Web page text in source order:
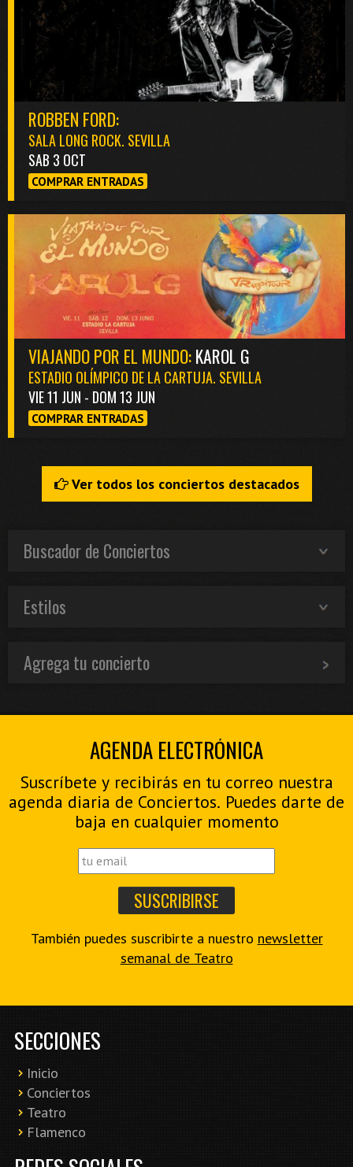
ROBBEN FORD:
SALA LONG ROCK. SEVILLA
SAB 3 OCT
COMPRAR ENTRADAS
VIAJANDO POR EL MUNDO:KAROL G
ESTADIO OLÍMPICO DE LA CARTUJA. SEVILLA
VIE 11 JUN - DOM 13 JUN
COMPRAR ENTRADAS
Ver todos los conciertos destacados
Buscador de Conciertos
Estilos
Agrega tu concierto
AGENDA ELECTRÓNICA
Suscríbete y recibirás en tu correo nuestra
agenda diaria de Conciertos. Puedes darte de
baja en cualquier momento
También puedes suscribirte a nuestro newsletter
semanal de Teatro
SECCIONES
Inicio
Conciertos
Teatro
Flamenco